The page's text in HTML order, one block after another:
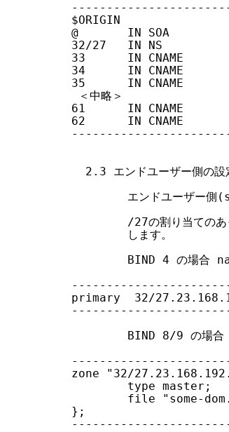
$ORIGIN
@       IN SOA
32/27   IN NS
33      IN CNAME
34      IN CNAME
35      IN CNAME
＜中略＞
61      IN CNAME
62      IN CNAME
2.3 エンドユーザー側の設
エンドユーザー側
/27の割り当ての
        します。
BIND 4 の場合
primary  32/
BIND 8/9 の場合
zone "32/
        type master;
file "some-
};